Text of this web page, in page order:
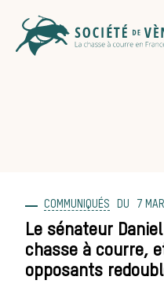
Les
COMMUNIQUÉS 7
Le sénateur
chasse à courre,
opposants